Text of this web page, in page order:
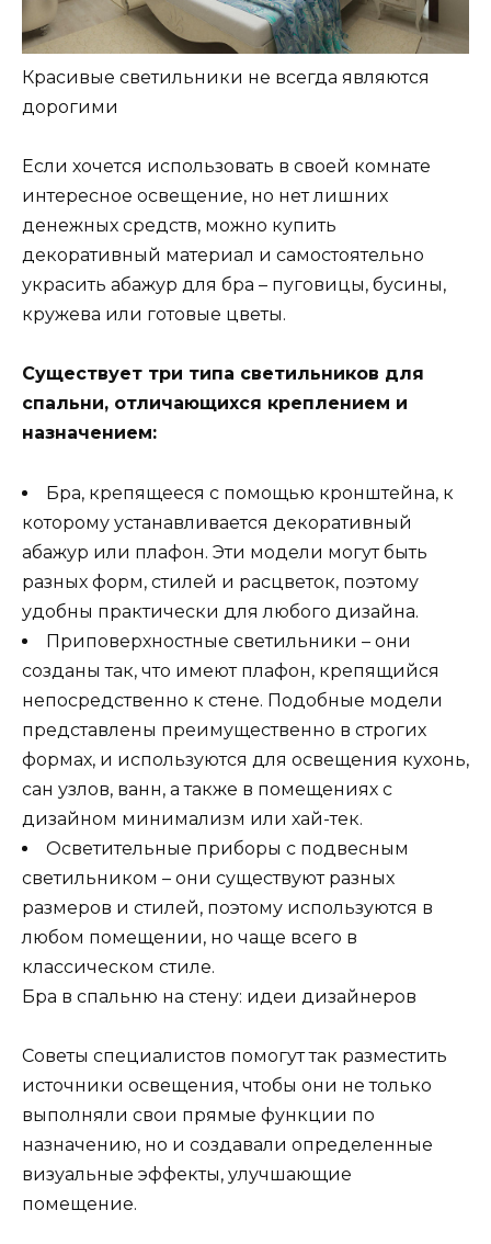
Красивые светильники не всегда являются
дорогими
Если хочется использовать в своей комнате
интересное освещение, но нет лишних
денежных средств, можно купить
декоративный материал и самостоятельно
украсить абажур для бра – пуговицы, бусины,
кружева или готовые цветы.
Существует три типа светильников для
спальни, отличающихся креплением и
назначением:
Бра, крепящееся с помощью кронштейна, к
которому устанавливается декоративный
абажур или плафон. Эти модели могут быть
разных форм, стилей и расцветок, поэтому
удобны практически для любого дизайна.
Приповерхностные светильники – они
созданы так, что имеют плафон, крепящийся
непосредственно к стене. Подобные модели
представлены преимущественно в строгих
формах, и используются для освещения кухонь,
сан узлов, ванн, а также в помещениях с
дизайном минимализм или хай-тек.
Осветительные приборы с подвесным
светильником – они существуют разных
размеров и стилей, поэтому используются в
любом помещении, но чаще всего в
классическом стиле.
Бра в спальню на стену: идеи дизайнеров
Советы специалистов помогут так разместить
источники освещения, чтобы они не только
выполняли свои прямые функции по
назначению, но и создавали определенные
визуальные эффекты, улучшающие
помещение.